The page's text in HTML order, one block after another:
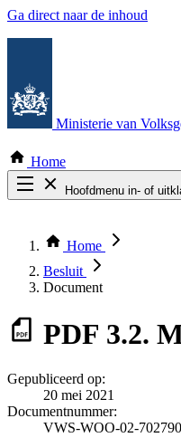
Ga direct naar de inhoud
Ministerie van
Home
Hoofdmenu in- of
Thema COVID-19
Bekijk per
Home
Besluit
Document
PDF 3.2.
Gepubliceerd op:
20 mei 2021
Documentnummer:
VWS-WOO-02-702790